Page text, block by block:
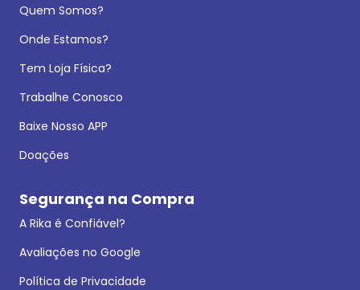
Quem Somos?
Onde Estamos?
Tem Loja Física?
Trabalhe Conosco
Baixe Nosso APP
Doações
Segurança na Compra
A Rika é Confiável?
Avaliações no Google
Política de Privacidade